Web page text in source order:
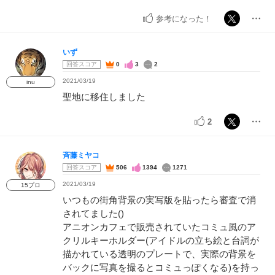
参考になった！
inu
いず
回答スコア 0 3 2
2021/03/19
聖地に移住しました
2
15プロ
斉藤ミヤコ
回答スコア 506 1394 1271
2021/03/19
いつもの街角背景の実写版を貼ったら審査で消
されてました()
アニオンカフェで販売されていたコミュ風のア
クリルキーホルダー(アイドルの立ち絵と台詞が
描かれている透明のプレートで、実際の背景を
バックに写真を撮るとコミュっぽくなる)を持っ